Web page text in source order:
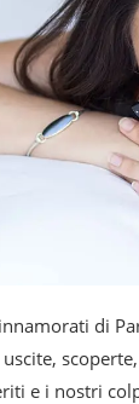
di
e i nostri